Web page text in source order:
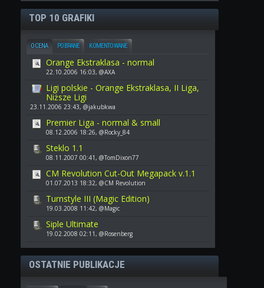
TOP 10 GRAFIKI
OCENA POBRANE KOMENTOWANE
Orange Ekstraklasa - normal
22.10.2006 16:03, @AXA
Ligi polskie - Orange Ekstraklasa, II Liga,
Niższe Ligi
23.11.2006 23:43, @jakubkwa
Premier Liga - normal & small
08.12.2006 18:26, @Rocky_84
Steklo 1.1
08.11.2007 00:41, @TomDixon77
CM Revolution Cut-Out Megapack v.1.1
01.07.2013 18:32, @CM Revolution
Turnstyle III (Magic Edition)
19.03.2008 11:42, @Magic
Siple Ultimate
19.02.2008 02:11, @Rosenberg
OSTATNIE PUBLIKACJE